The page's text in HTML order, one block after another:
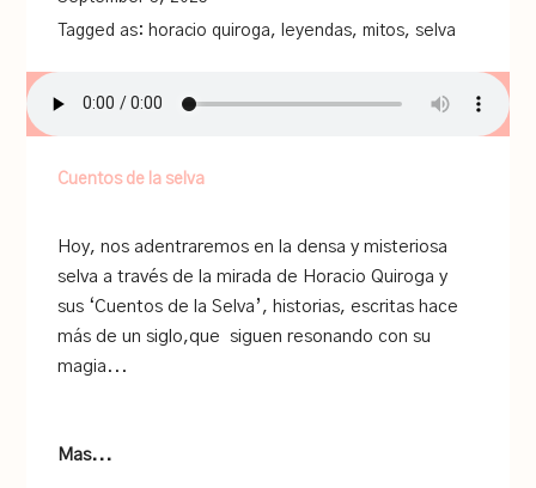
Tagged as: horacio quiroga, leyendas,mitos,selva
Cuentos de la selva
Hoy, nos adentraremos en la densa y misteriosa
selva a través de la mirada de Horacio Quiroga y
sus ‘Cuentos de la Selva’, historias, escritas hace
más de un siglo,que siguen resonando con su
magia...
Mas...